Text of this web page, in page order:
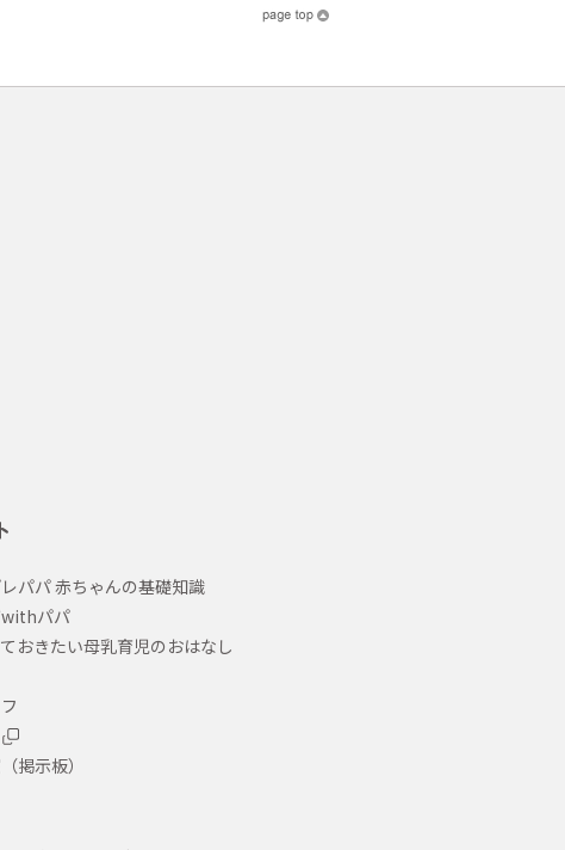
パパ 赤ちゃんの基礎知識
パパ
おきたい母乳育児のおはなし
掲示板）